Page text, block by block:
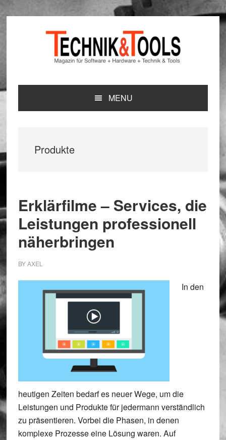
Zur
Hauptnavigation
springen
Zum
Inhalt
springen
Zur
Seitenspalte
springen
MENU
Produkte
Erklärfilme – Services, die
Leistungen professionell
näherbringen
BYAXEL
In den
heutigen Zeiten bedarf es neuer Wege, um die
Leistungen und Produkte für jedermann verständlich
zu präsentieren. Vorbei die Phasen, in denen
komplexe Prozesse eine Lösung waren. Auf